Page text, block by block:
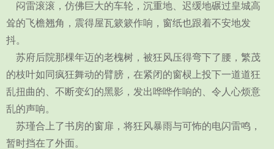
闷雷滚滚，仿佛巨大的车轮，沉重地、迟缓地碾过皇城高
耸的飞檐翘角，震得屋瓦簌簌作响，窗纸也跟着不安地发
抖。
苏府后院那棵年迈的老槐树，被狂风压得弯下了腰，繁茂
的枝叶如同疯狂舞动的臂膀，在紧闭的窗棂上投下一道道狂
乱扭曲的、不断变幻的黑影，发出哗哗作响的、令人心烦意
乱的声响。
苏瑾合上了书房的窗扉，将狂风暴雨与可怖的电闪雷鸣，
暂时挡在了外面。